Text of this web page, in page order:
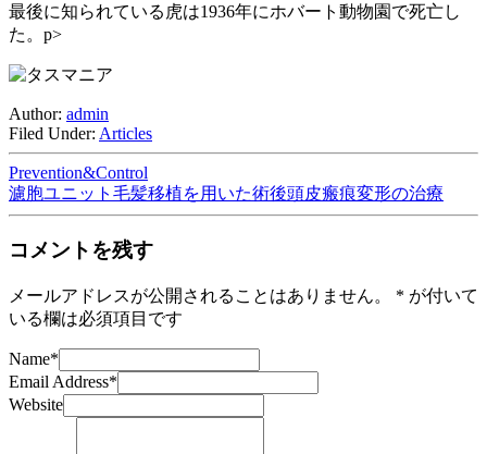
最後に知られている虎は1936年にホバート動物園で死亡し
た。p>
Author: admin
Filed Under: Articles
Prevention&Control
濾胞ユニット毛髪移植を用いた術後頭皮瘢痕変形の治療
コメントを残す
メールアドレスが公開されることはありません。 * が付いて
いる欄は必須項目です
Name*
Email Address*
Website